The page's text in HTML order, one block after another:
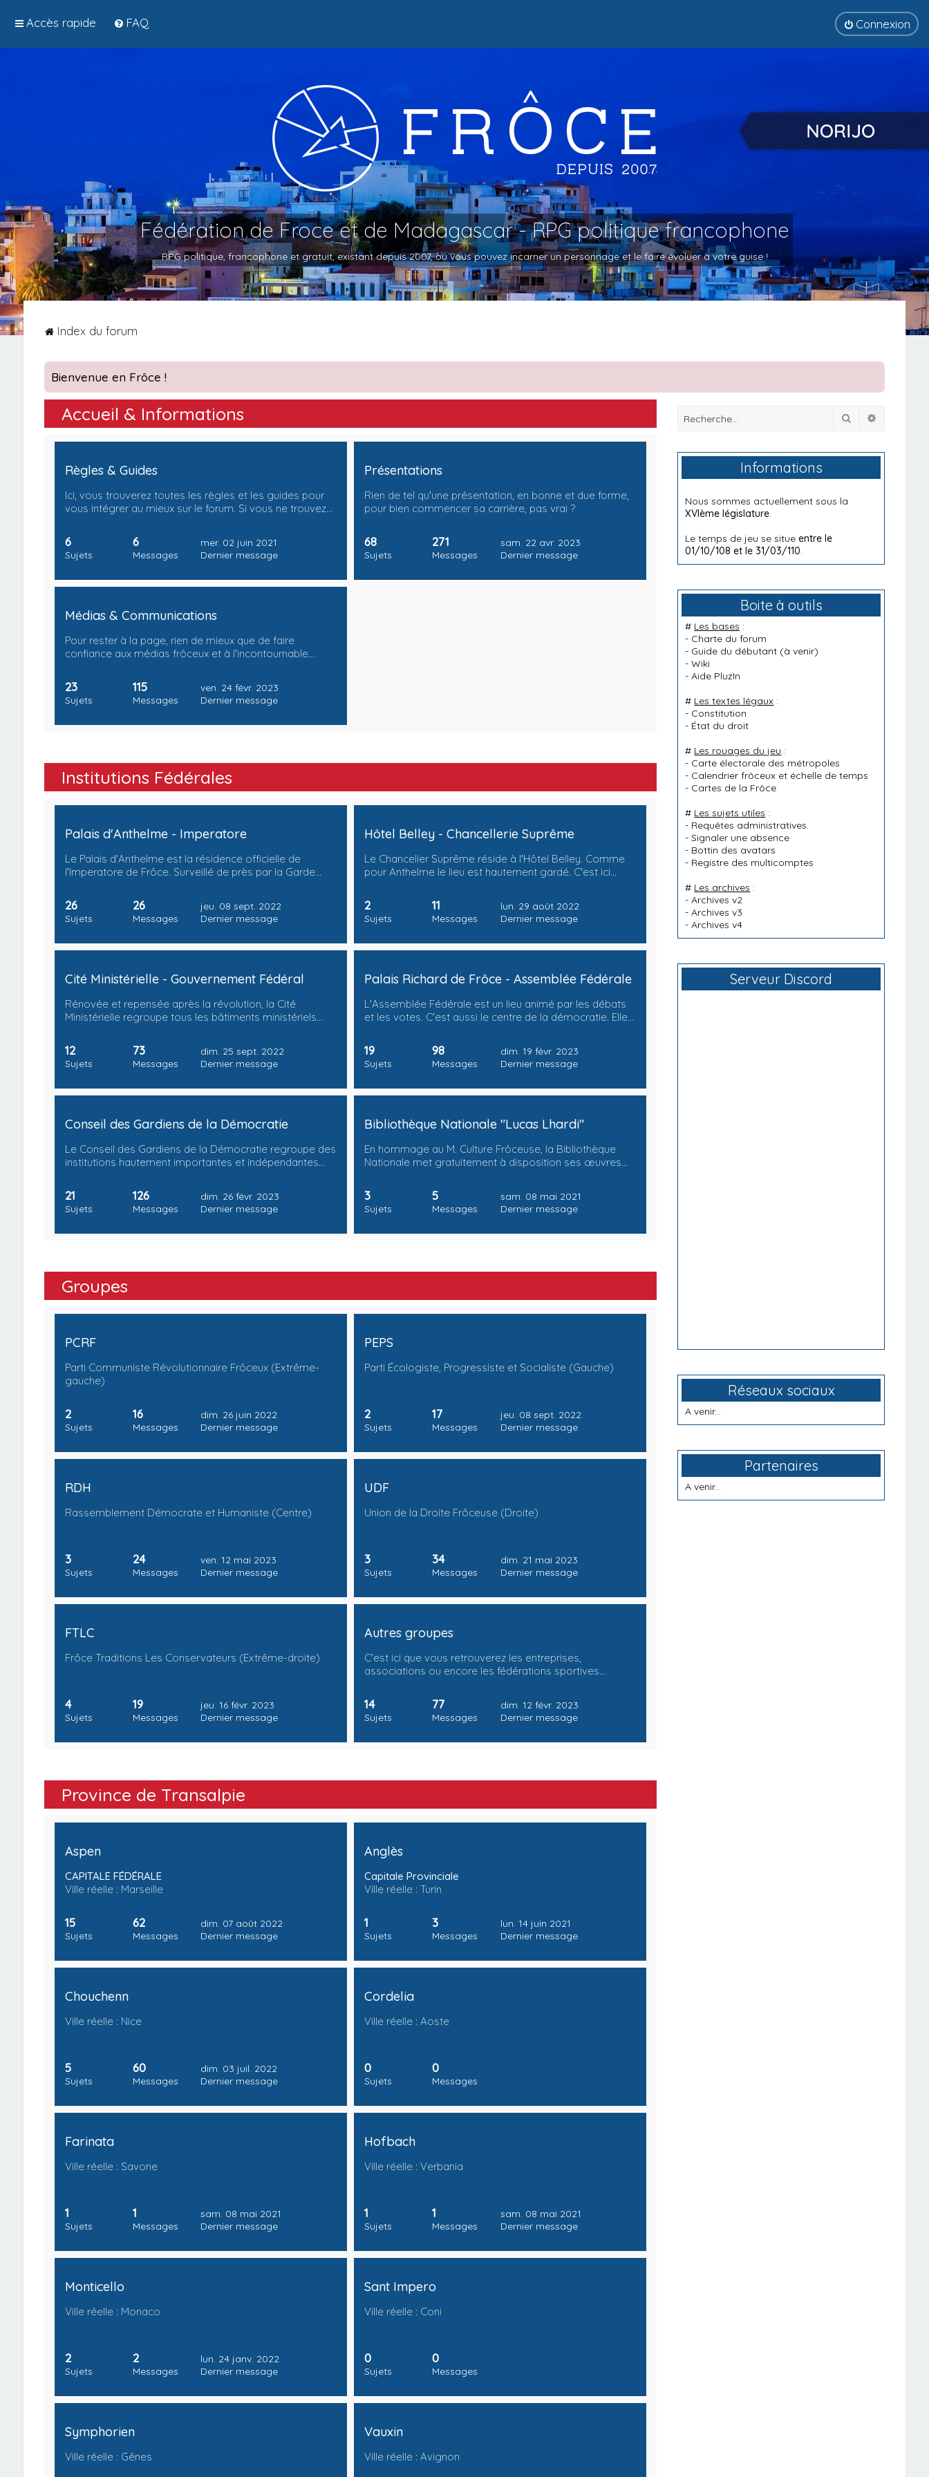
Accès rapide FAQ Connexion
Fédération de Froce et de Madagascar - RPG politique francophone
RPG politique, francophone et gratuit, existant depuis 2007, où vous pouvez incarner un personnage et le faire évoluer à votre guise !
Index du forum
Bienvenue en Frôce !
Accueil & Informations
Règles & Guides
Ici, vous trouverez toutes les règles et les guides pour
vous intégrer au mieux sur le forum. Si vous ne trouvez…
6
Sujets
6
Messages
mer. 02 juin 2021
Dernier message
Présentations
Rien de tel qu'une présentation, en bonne et due forme,
pour bien commencer sa carrière, pas vrai ?
68
Sujets
271
Messages
sam. 22 avr. 2023
Dernier message
Médias & Communications
Pour rester à la page, rien de mieux que de faire
confiance aux médias frôceux et à l'incontournable…
23
Sujets
115
Messages
ven. 24 févr. 2023
Dernier message
Institutions Fédérales
Palais d'Anthelme - Imperatore
Le Palais d'Anthelme est la résidence officielle de
l'Imperatore de Frôce. Surveillé de près par la Garde…
26
Sujets
26
Messages
jeu. 08 sept. 2022
Dernier message
Hôtel Belley - Chancellerie Suprême
Le Chancelier Suprême réside à l'Hôtel Belley. Comme
pour Anthelme le lieu est hautement gardé. C'est ici…
2
Sujets
11
Messages
lun. 29 août 2022
Dernier message
Cité Ministérielle - Gouvernement Fédéral
Rénovée et repensée après la révolution, la Cité
Ministérielle regroupe tous les bâtiments ministériels…
12
Sujets
73
Messages
dim. 25 sept. 2022
Dernier message
Palais Richard de Frôce - Assemblée Fédérale
L'Assemblée Fédérale est un lieu animé par les débats
et les votes. C'est aussi le centre de la démocratie. Elle…
19
Sujets
98
Messages
dim. 19 févr. 2023
Dernier message
Conseil des Gardiens de la Démocratie
Le Conseil des Gardiens de la Démocratie regroupe des
institutions hautement importantes et indépendantes…
21
Sujets
126
Messages
dim. 26 févr. 2023
Dernier message
Bibliothèque Nationale "Lucas Lhardi"
En hommage au M. Culture Frôceuse, la Bibliothèque
Nationale met gratuitement à disposition ses œuvres…
3
Sujets
5
Messages
sam. 08 mai 2021
Dernier message
Groupes
PCRF
Parti Communiste Révolutionnaire Frôceux (Extrême-
gauche)
2
Sujets
16
Messages
dim. 26 juin 2022
Dernier message
PEPS
Parti Écologiste, Progressiste et Socialiste (Gauche)
2
Sujets
17
Messages
jeu. 08 sept. 2022
Dernier message
RDH
Rassemblement Démocrate et Humaniste (Centre)
3
Sujets
24
Messages
ven. 12 mai 2023
Dernier message
UDF
Union de la Droite Frôceuse (Droite)
3
Sujets
34
Messages
dim. 21 mai 2023
Dernier message
FTLC
Frôce Traditions Les Conservateurs (Extrême-droite)
4
Sujets
19
Messages
jeu. 16 févr. 2023
Dernier message
Autres groupes
C'est ici que vous retrouverez les entreprises,
associations ou encore les fédérations sportives…
14
Sujets
77
Messages
dim. 12 févr. 2023
Dernier message
Province de Transalpie
Aspen
CAPITALE FÉDÉRALE
Ville réelle : Marseille
15
Sujets
62
Messages
dim. 07 août 2022
Dernier message
Anglès
Capitale Provinciale
Ville réelle : Turin
1
Sujets
3
Messages
lun. 14 juin 2021
Dernier message
Chouchenn
Ville réelle : Nice
5
Sujets
60
Messages
dim. 03 juil. 2022
Dernier message
Cordelia
Ville réelle : Aoste
0
Sujets
0
Messages
Farinata
Ville réelle : Savone
1
Sujets
1
Messages
sam. 08 mai 2021
Dernier message
Hofbach
Ville réelle : Verbania
1
Sujets
1
Messages
sam. 08 mai 2021
Dernier message
Monticello
Ville réelle : Monaco
2
Sujets
2
Messages
lun. 24 janv. 2022
Dernier message
Sant Impero
Ville réelle : Coni
0
Sujets
0
Messages
Symphorien
Ville réelle : Gênes
Vauxin
Ville réelle : Avignon
Rechercher
Informations
Nous sommes actuellement sous la
XVIème législature.
Le temps de jeu se situeentre le
01/10/108 et le 31/03/110.
Boite à outils
# Les bases :
- Charte du forum
- Guide du débutant (à venir)
-Wiki
-Aide PluzIn
# Les textes légaux :
- Constitution
- État du droit
# Les rouages du jeu :
- Carte électorale des métropoles
- Calendrier frôceux et échelle de temps
- Cartes de la Frôce
# Les sujets utiles :
- Requêtes administratives
-Signaler une absence
- Bottin des avatars
- Registre des multicomptes
# Les archives :
-Archives v2
-Archives v3
-Archives v4
Serveur Discord
Réseaux sociaux
A venir...
Partenaires
A venir...